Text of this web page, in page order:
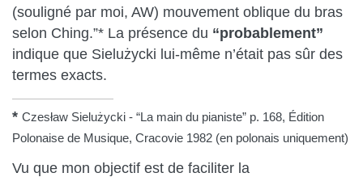
(souligné par moi, AW) mouvement oblique du bras
selon Ching.”* La présence du “probablement”
indique que Sielużycki lui-même n’était pas sûr des
termes exacts.
* Czesław Sielużycki - “La main du pianiste” p. 168, Édition
Polonaise de Musique, Cracovie 1982 (en polonais uniquement)
Vu que mon objectif est de faciliter la